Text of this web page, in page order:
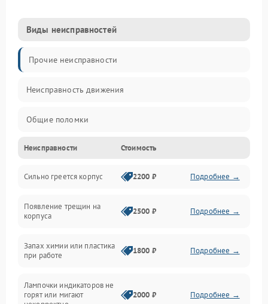
Виды неисправностей
Прочие неисправности
Неисправность движения
Общие поломки
Неисправность датчиков
Неисправность программного обеспечения
Проблемы с сигналом
Батарея
Неисправности Стоимость
Сильно греется корпус 2200 ₽ Подробнее →
Появление трещин на
корпуса
2500 ₽ Подробнее →
Запах химии или пластика
при работе
1800 ₽ Подробнее →
Лампочки индикаторов не
горят или мигают
2000 ₽ Подробнее →